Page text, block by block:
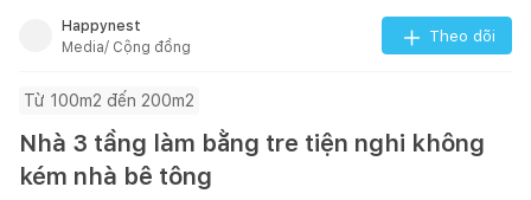
Happynest
Media/ Cộng đồng
Theo dõi
Từ 100m2 đến 200m2
Nhà 3 tầng làm bằng tre tiện nghi không
kém nhà bê tông